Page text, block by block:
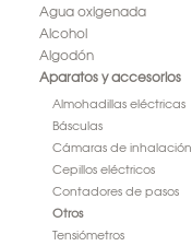
Agua oxigenada
Alcohol
Algodón
Aparatos y accesorios
Almohadillas eléctricas
Básculas
Cámaras de inhalación
Cepillos eléctricos
Contadores de pasos
Otros
Tensiómetros